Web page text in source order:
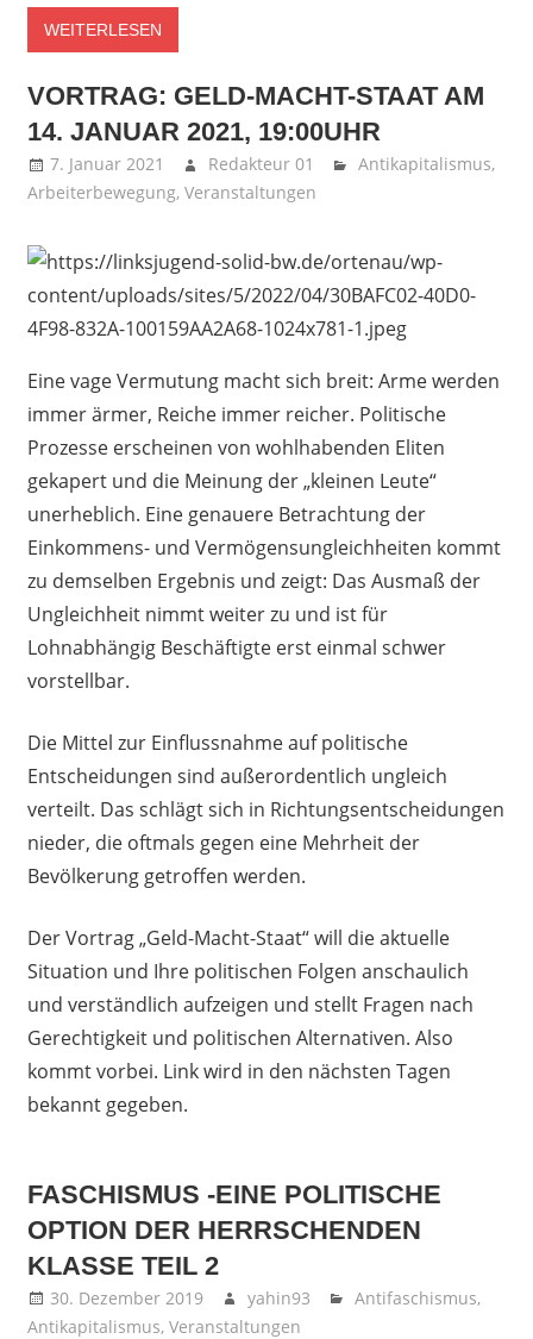
WEITERLESEN
VORTRAG: GELD-MACHT-STAAT AM
14. JANUAR 2021, 19:00UHR
7. Januar 2021 Redakteur 01 Antikapitalismus,
Arbeiterbewegung, Veranstaltungen
Eine vage Vermutung macht sich breit: Arme werden
immer ärmer, Reiche immer reicher. Politische
Prozesse erscheinen von wohlhabenden Eliten
gekapert und die Meinung der „kleinen Leute“
unerheblich. Eine genauere Betrachtung der
Einkommens- und Vermögensungleichheiten kommt
zu demselben Ergebnis und zeigt: Das Ausmaß der
Ungleichheit nimmt weiter zu und ist für
Lohnabhängig Beschäftigte erst einmal schwer
vorstellbar.
Die Mittel zur Einflussnahme auf politische
Entscheidungen sind außerordentlich ungleich
verteilt. Das schlägt sich in Richtungsentscheidungen
nieder, die oftmals gegen eine Mehrheit der
Bevölkerung getroffen werden.
Der Vortrag „Geld-Macht-Staat“ will die aktuelle
Situation und Ihre politischen Folgen anschaulich
und verständlich aufzeigen und stellt Fragen nach
Gerechtigkeit und politischen Alternativen. Also
kommt vorbei. Link wird in den nächsten Tagen
bekannt gegeben.
FASCHISMUS -EINE POLITISCHE
OPTION DER HERRSCHENDEN
KLASSE TEIL 2
30. Dezember 2019 yahin93 Antifaschismus,
Antikapitalismus, Veranstaltungen